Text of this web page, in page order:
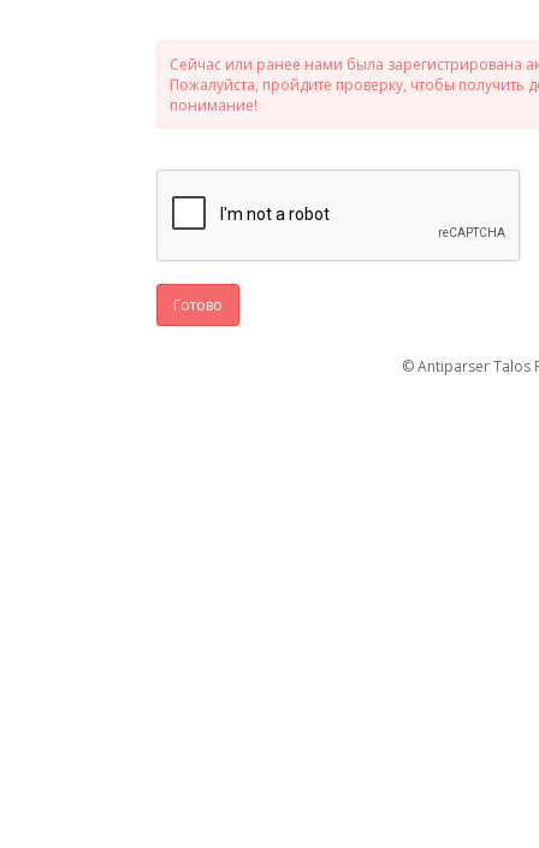
Сейчас или ранее нами была зарегистрирована
Пожалуйста, пройдите проверку, чтобы
понимание!
Готово
© Antiparser Talos